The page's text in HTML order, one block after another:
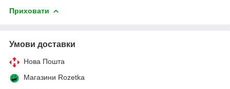
Приховати
Умови доставки
Нова Пошта
Магазини Rozetka